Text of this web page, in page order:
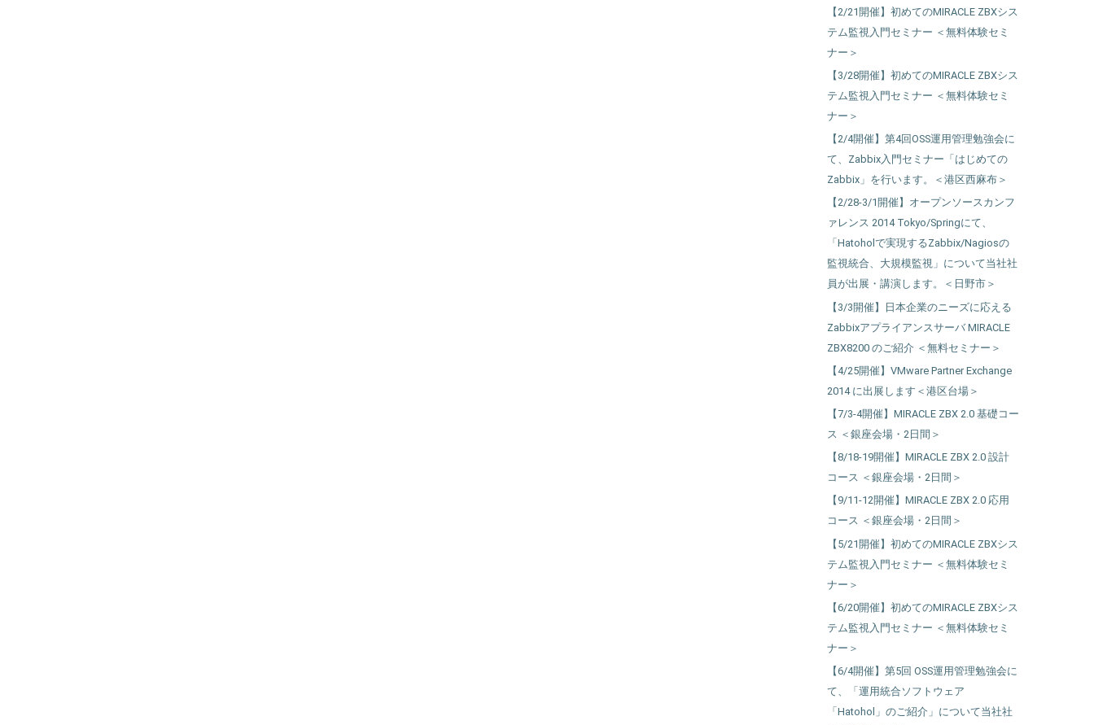
【2/21開催】初めてのMIRACLE ZBXシス
テム監視入門セミナー ＜無料体験セミ
ナー＞
【3/28開催】初めてのMIRACLE ZBXシス
テム監視入門セミナー ＜無料体験セミ
ナー＞
【2/4開催】第4回OSS運用管理勉強会に
て、Zabbix入門セミナー「はじめての
Zabbix」を行います。＜港区西麻布＞
【2/28-3/1開催】オープンソースカンフ
ァレンス 2014 Tokyo/Springにて、
「Hatoholで実現するZabbix/Nagiosの
監視統合、大規模監視」について当社社
員が出展・講演します。＜日野市＞
【3/3開催】日本企業のニーズに応える
Zabbixアプライアンスサーバ MIRACLE
ZBX8200 のご紹介 ＜無料セミナー＞
【4/25開催】VMware Partner Exchange
2014 に出展します＜港区台場＞
【7/3-4開催】MIRACLE ZBX 2.0 基礎コー
ス ＜銀座会場・2日間＞
【8/18-19開催】MIRACLE ZBX 2.0 設計
コース ＜銀座会場・2日間＞
【9/11-12開催】MIRACLE ZBX 2.0 応用
コース ＜銀座会場・2日間＞
【5/21開催】初めてのMIRACLE ZBXシス
テム監視入門セミナー ＜無料体験セミ
ナー＞
【6/20開催】初めてのMIRACLE ZBXシス
テム監視入門セミナー ＜無料体験セミ
ナー＞
【6/4開催】第5回 OSS運用管理勉強会に
て、「運用統合ソフトウェア
「Hatohol」のご紹介」について当社社